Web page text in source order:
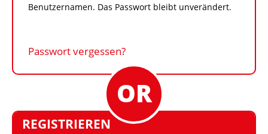
Benutzernamen. Das Passwort bleibt unverändert.
Passwort vergessen?
REGISTRIEREN